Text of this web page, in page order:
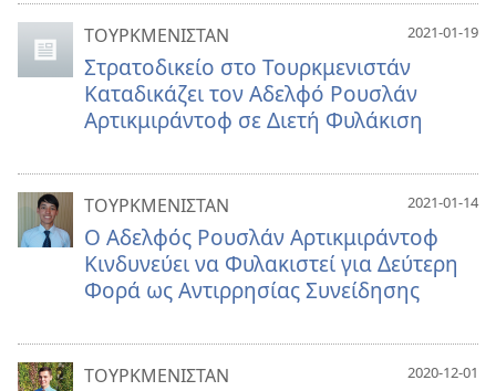
2021-01-19
ΤΟΥΡΚΜΕΝΙΣΤΑΝ
Στρατοδικείο στο Τουρκμενιστάν
Καταδικάζει τον Αδελφό Ρουσλάν
Αρτικμιράντοφ σε Διετή Φυλάκιση
2021-01-14
ΤΟΥΡΚΜΕΝΙΣΤΑΝ
Ο Αδελφός Ρουσλάν Αρτικμιράντοφ
Κινδυνεύει να Φυλακιστεί για Δεύτερη
Φορά ως Αντιρρησίας Συνείδησης
2020-12-01
ΤΟΥΡΚΜΕΝΙΣΤΑΝ